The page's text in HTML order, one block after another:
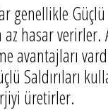
genellikle
az hasar verirler.
avantajları
Saldırıları
üretirler.